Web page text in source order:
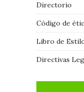
Directorio
Código de
Libro de
Directivas